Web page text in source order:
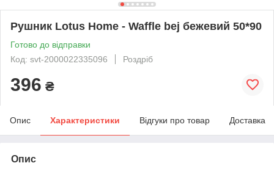
Рушник Lotus Home - Waffle bej бежевий 50*90
Готово до відправки
Код: svt-2000022335096
Роздріб
396 ₴
Опис Характеристики Відгуки про товар Доставка
Опис